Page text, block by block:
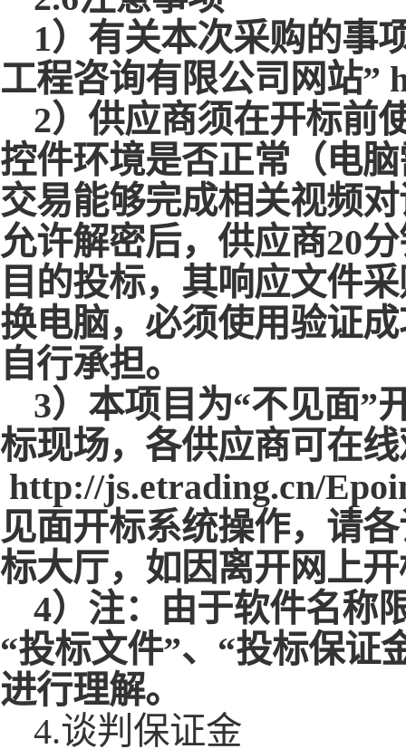
1）有关本次采购的事
工程咨询有限公司网站”
2）供应商须在开标前
控件环境是否正常（电
交易能够完成相关视频
允许解密后，供应商20
目的投标，其响应文件
换电脑，必须使用验证
自行承担。
3）本项目为“不见面”
标现场，各供应商可在
http://js.etrading.cn/
见面开标系统操作，请
标大厅，如因离开网上
4）注：由于软件名称
“投标文件”、“投标保证
进行理解。
4.谈判保证金